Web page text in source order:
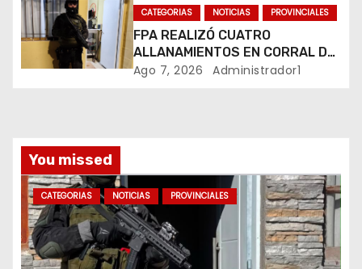
n
d
a
s
BUENOS AIRES
CATEGORIAS NOTICIAS PROVINCIALES
FPA REALIZÓ CUATRO
ALLANAMIENTOS EN CORRAL DE
BUSTOS-IFFLINGER
Ago 7, 2026 Administrador1
You missed
CATEGORIAS NOTICIAS PROVINCIALES